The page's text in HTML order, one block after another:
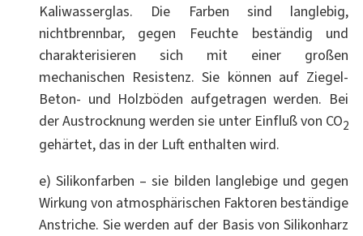
Kaliwasserglas. Die Farben sind langlebig,
nichtbrennbar, gegen Feuchte beständig und
charakterisieren sich mit einer großen
mechanischen Resistenz. Sie können auf Ziegel-
Beton- und Holzböden aufgetragen werden. Bei
der Austrocknung werden sie unter Einfluß von CO2
gehärtet, das in der Luft enthalten wird.
e) Silikonfarben – sie bilden langlebige und gegen
Wirkung von atmosphärischen Faktoren beständige
Anstriche. Sie werden auf der Basis von Silikonharz